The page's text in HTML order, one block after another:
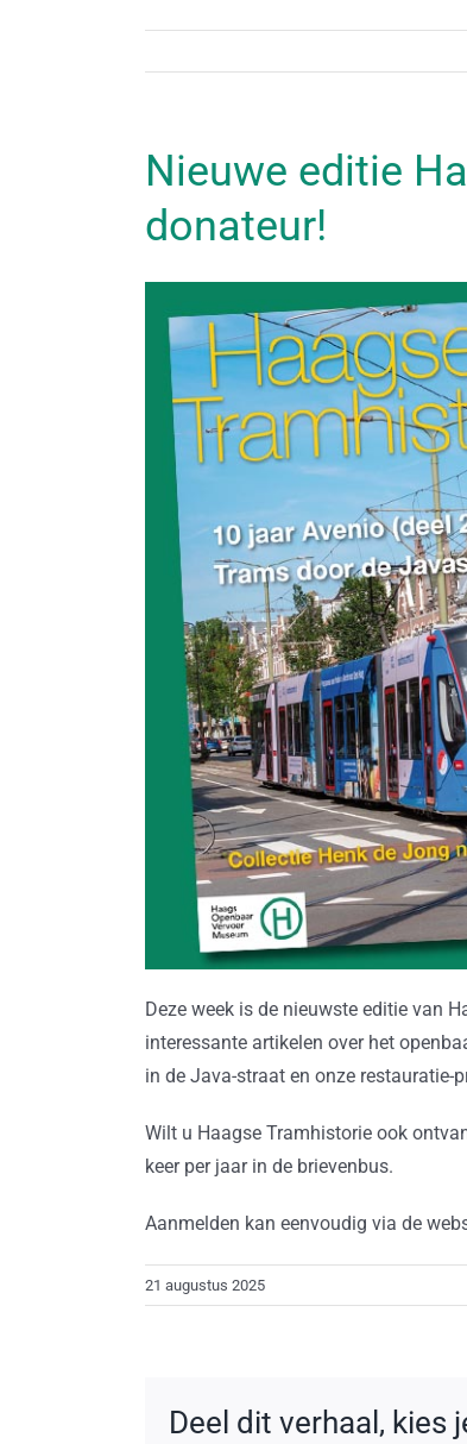
Nieuwe editie
donateur!
Deze week is de nieuwste editie van
interessante artikelen over het
in de Java-straat en onze restauratie-
Wilt u Haagse Tramhistorie ook
keer per jaar in de brievenbus.
Aanmelden kan eenvoudig via de
21 augustus 2025
Deel dit verhaal, kies